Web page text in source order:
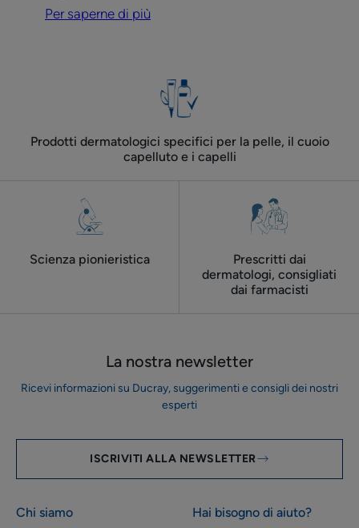
Per saperne di più
Prodotti dermatologici specifici per la pelle, il cuoio
capelluto e i capelli
Scienza pionieristica
Prescritti dai
dermatologi, consigliati
dai farmacisti
La nostra newsletter
Ricevi informazioni su Ducray, suggerimenti e consigli dei nostri
esperti
ISCRIVITI ALLA NEWSLETTER
Chi siamo Hai bisogno di aiuto?